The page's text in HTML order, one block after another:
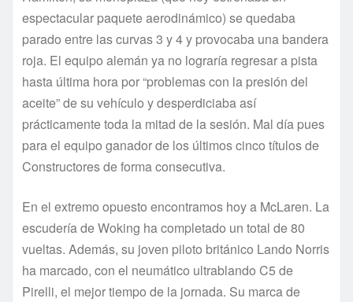
espectacular paquete aerodinámico) se quedaba
parado entre las curvas 3 y 4 y provocaba una bandera
roja. El equipo alemán ya no lograría regresar a pista
hasta última hora por “problemas con la presión del
aceite” de su vehículo y desperdiciaba así
prácticamente toda la mitad de la sesión. Mal día pues
para el equipo ganador de los últimos cinco títulos de
Constructores de forma consecutiva.
En el extremo opuesto encontramos hoy a McLaren. La
escudería de Woking ha completado un total de 80
vueltas. Además, su joven piloto británico Lando Norris
ha marcado, con el neumático ultrablando C5 de
Pirelli, el mejor tiempo de la jornada. Su marca de